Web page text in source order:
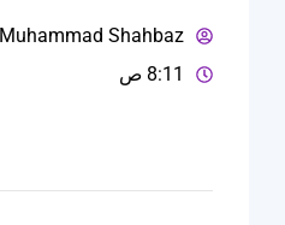
Muhammad Shahbaz
8:11 ص